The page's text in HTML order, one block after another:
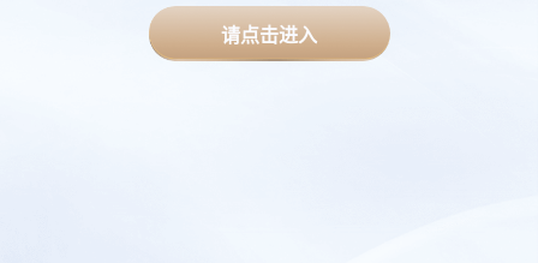
请点击进入